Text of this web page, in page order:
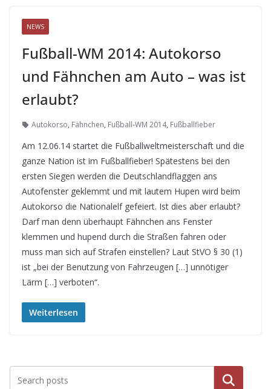
NEWS
Fußball-WM 2014: Autokorso
und Fähnchen am Auto – was ist
erlaubt?
Autokorso, Fähnchen, Fußball-WM 2014, Fußballfieber
Am 12.06.14 startet die Fußballweltmeisterschaft und die
ganze Nation ist im Fußballfieber! Spätestens bei den
ersten Siegen werden die Deutschlandflaggen ans
Autofenster geklemmt und mit lautem Hupen wird beim
Autokorso die Nationalelf gefeiert. Ist dies aber erlaubt?
Darf man denn überhaupt Fähnchen ans Fenster
klemmen und hupend durch die Straßen fahren oder
muss man sich auf Strafen einstellen? Laut StVO § 30 (1)
ist „bei der Benutzung von Fahrzeugen […] unnötiger
Lärm […] verboten“.
Weiterlesen
Suche